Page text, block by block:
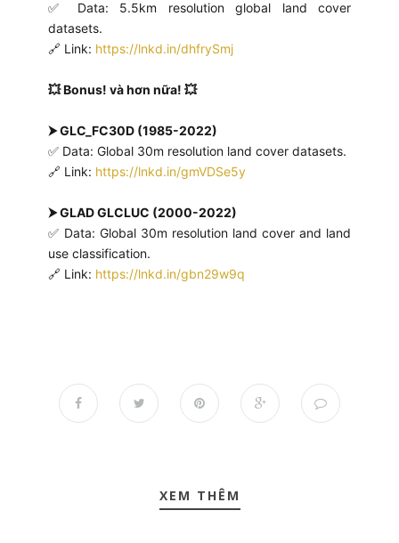
✅ Data: 5.5km resolution global land cover
datasets.
🔗 Link: https://lnkd.in/dhfrySmj
💥 Bonus! và hơn nữa! 💥
⮞ GLC_FC30D (1985-2022)
✅ Data: Global 30m resolution land cover datasets.
🔗 Link: https://lnkd.in/gmVDSe5y
⮞ GLAD GLCLUC (2000-2022)
✅ Data: Global 30m resolution land cover and land
use classification.
🔗 Link: https://lnkd.in/gbn29w9q
XEM THÊM